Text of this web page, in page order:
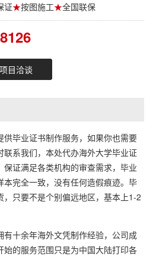
证★按图施工★全国联保
项目洽谈
毕业证书制作服务，如果你也需要
系我们，本处代办海外大学毕业证
证满足各类机构的审查需求，毕业
完全一致，没有任何造假痕迹。毕
只要不是个别偏远地区，基本上1-2
十余年海外文凭制作经验，公司成
始的服务范围只是为中国大陆打印各